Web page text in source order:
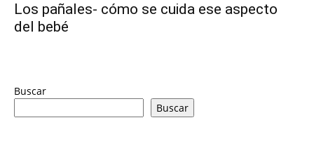
Los pañales- cómo se cuida ese aspecto
del bebé
Buscar
Buscar